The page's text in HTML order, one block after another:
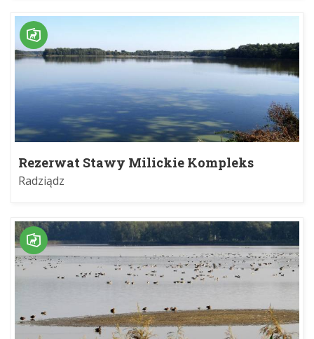
Rezerwat Stawy Milickie Kompleks
Radziądz
Radziądz